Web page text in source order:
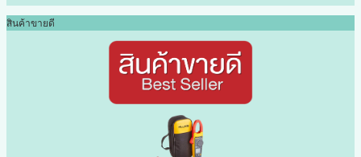
สินค้าขายดี